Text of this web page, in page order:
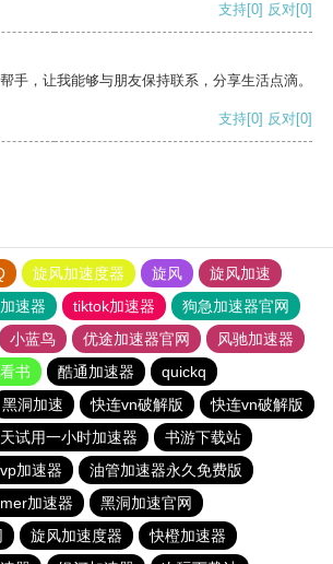
支持[0] 反对[0]
手，让我能够与朋友保持联系，分享生活点滴。
支持[0] 反对[0]
旋风加速度器 旋风
旋风加速
速器 tiktok加速器
狗急加速器官网
小蓝鸟 优途加速器官网
风驰加速器
书 酷通加速器
quickq
黑洞加速 快连vn破解版
快连vn破解版
试用一小时加速器
书游下载站
加速器
油管加速器永久免费版
加速器
黑洞加速官网
旋风加速度器
快橙加速器